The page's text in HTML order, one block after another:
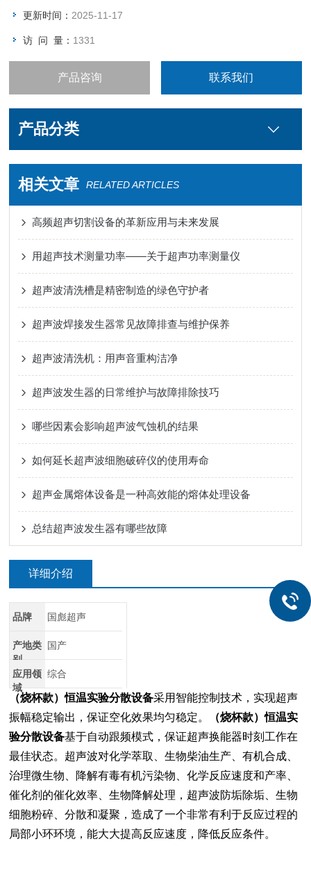
更新时间： 2025-11-17
访 问 量： 1331
产品咨询 联系我们
产品分类
相关文章 RELATED ARTICLES
高频超声切割设备的革新应用与未来发展
用超声技术测量功率——关于超声功率测量仪
超声波清洗槽是精密制造的绿色守护者
超声波焊接发生器常见故障排查与维护保养
超声波清洗机：用声音重构洁净
超声波发生器的日常维护与故障排除技巧
哪些因素会影响超声波气蚀机的结果
如何延长超声波细胞破碎仪的使用寿命
超声金属熔体设备是一种高效能的熔体处理设备
总结超声波发生器有哪些故障
详细介绍
品牌 国彪超声
产地类
别
国产
应用领
域
综合
（烧杯款）恒温实验分散设备采用智能控制技术，实现超声
振幅稳定输出，保证空化效果均匀稳定。
（烧杯款）恒温实
验分散设备基于自动跟频模式，保证超声换能器时刻工作在
最佳状态。超声波对化学萃取、生物柴油生产、有机合成、
治理微生物、降解有毒有机污染物、化学反应速度和产率、
催化剂的催化效率、生物降解处理，超声波防垢除垢、生物
细胞粉碎、分散和凝聚，造成了一个非常有利于反应过程的
局部小环环境，能大大提高反应速度，降低反应条件。